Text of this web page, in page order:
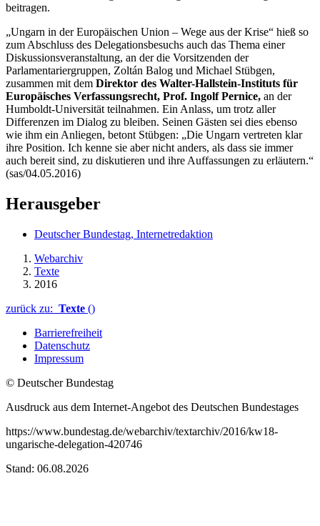
beitragen.
„Ungarn in der Europäischen Union – Wege aus der Krise“ hieß so
zum Abschluss des Delegationsbesuchs auch das Thema einer
Diskussionsveranstaltung, an der die Vorsitzenden der
Parlamentariergruppen, Zoltán Balog und Michael Stübgen,
zusammen mit dem Direktor des Walter-Hallstein-Instituts für
Europäisches Verfassungsrecht, Prof. Ingolf Pernice, an der
Humboldt-Universität teilnahmen. Ein Anlass, um trotz aller
Differenzen im Dialog zu bleiben. Seinen Gästen sei dies ebenso
wie ihm ein Anliegen, betont Stübgen: „Die Ungarn vertreten klar
ihre Position. Ich kenne sie aber nicht anders, als dass sie immer
auch bereit sind, zu diskutieren und ihre Auffassungen zu erläutern.“
(sas/04.05.2016)
Herausgeber
Deutscher Bundestag, Internetredaktion
Webarchiv
Texte
2016
zurück zu: Texte ()
Barrierefreiheit
Datenschutz
Impressum
© Deutscher Bundestag
Ausdruck aus dem Internet-Angebot des Deutschen Bundestages
https://www.bundestag.de/webarchiv/textarchiv/2016/kw18-
ungarische-delegation-420746
Stand: 06.08.2026